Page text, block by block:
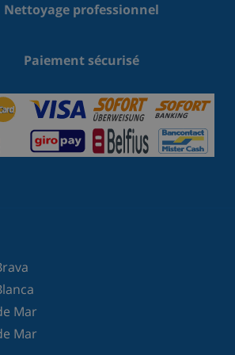
Nettoyage professionnel
Paiement sécurisé
Mar
Mar